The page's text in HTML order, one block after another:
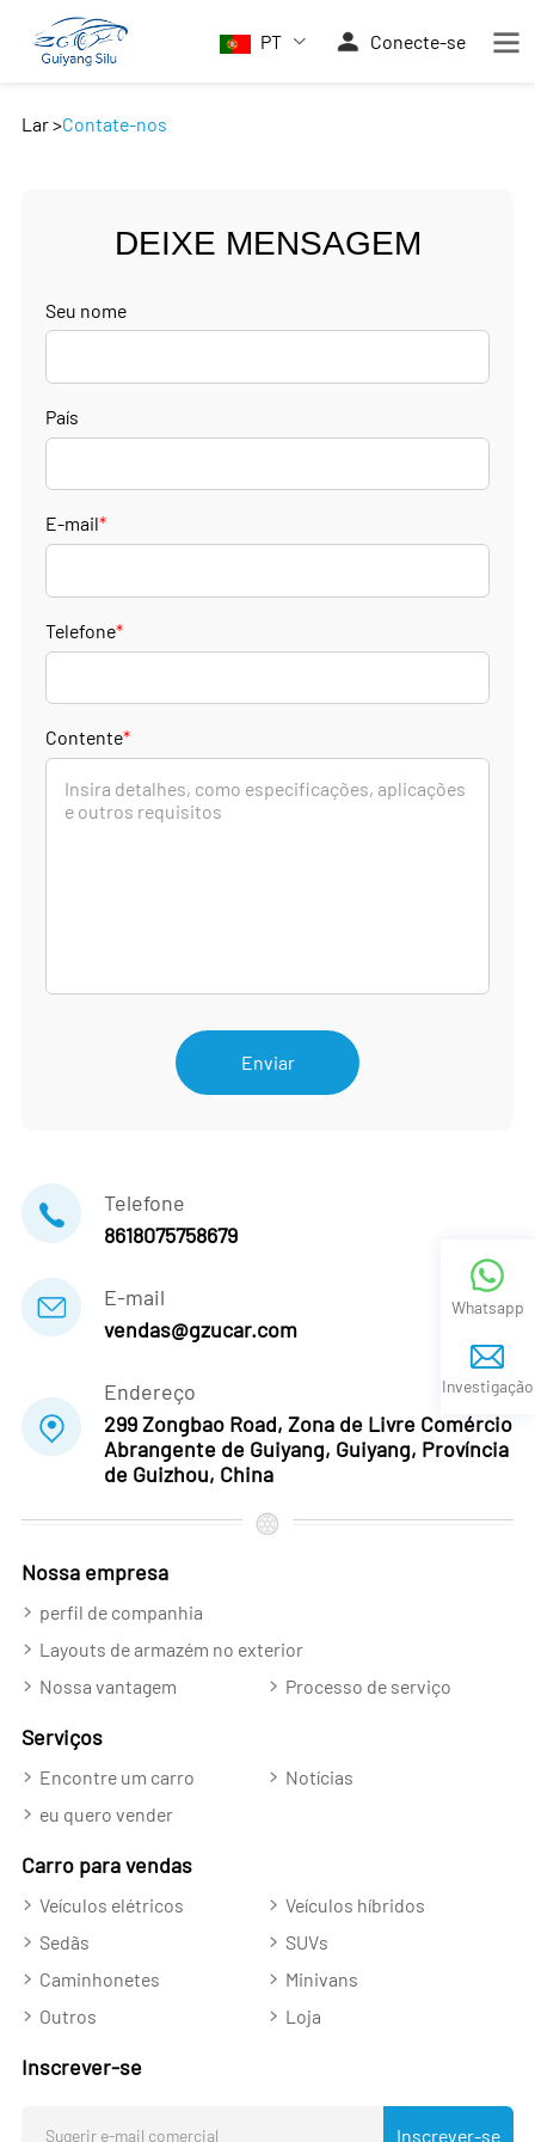
PT Conecte-se
Lar>Contate-nos
DEIXE MENSAGEM
Seu nome
País
E-mail*
Telefone*
Contente*
Enviar
Telefone
8618075758679
E-mail
vendas@gzucar.com
Endereço
299 Zongbao Road, Zona de Livre Comércio
Abrangente de Guiyang, Guiyang, Província
de Guizhou, China
Nossa empresa
perfil de companhia
Layouts de armazém no exterior
Nossa vantagem
Processo de serviço
Serviços
Encontre um carro
Notícias
eu quero vender
Carro para vendas
Veículos elétricos
Veículos híbridos
Sedãs
SUVs
Caminhonetes
Minivans
Outros
Loja
Inscrever-se
Inscrever-se
Whatsapp
Investigação